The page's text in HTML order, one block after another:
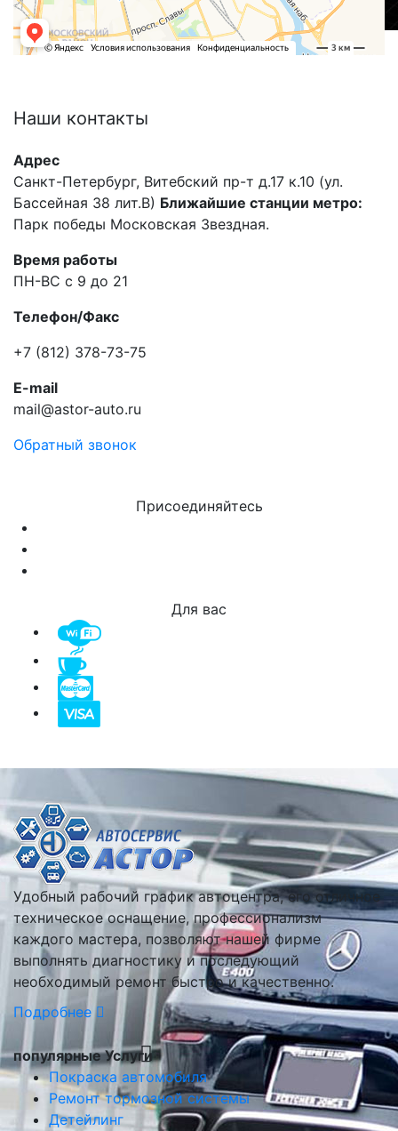
Наши контакты
Адрес
Санкт-Петербург, Витебский пр-т д.17 к.10 (ул.
Бассейная 38 лит.В) Ближайшие станции метро:
Парк победы Московская Звездная.
Время работы
ПН-ВС с 9 до 21
Телефон/Факс
+7 (812) 378-73-75
E-mail
mail@astor-auto.ru
Обратный звонок
Присоединяйтесь
Для вас
Удобный рабочий график автоцентра, его отличное
техническое оснащение, профессионализм
каждого мастера, позволяют нашей фирме
выполнять диагностику и последующий
необходимый ремонт быстро и качественно.
Подробнее
популярные Услуги
Покраска автомобиля
Ремонт тормозной системы
Детейлинг